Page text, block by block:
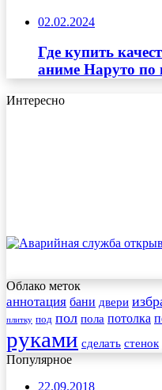
02.02.2024
Где купить
аниме Наруто по
Интересно
Облако меток
аннотация бани двери
плитку под пол пола потолка
руками сделать стенок
Популярное
22.09.2018